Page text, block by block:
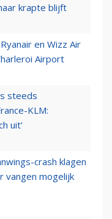
krapte blijft
en Wizz Air
Airport
steeds
KLM:
uit’
crash klagen
vangen mogelijk